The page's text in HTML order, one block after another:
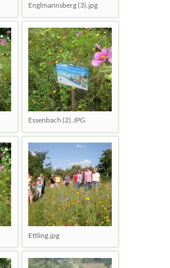
Englmannsberg (3).jpg
Essenbach (2).JPG
Ettling.jpg